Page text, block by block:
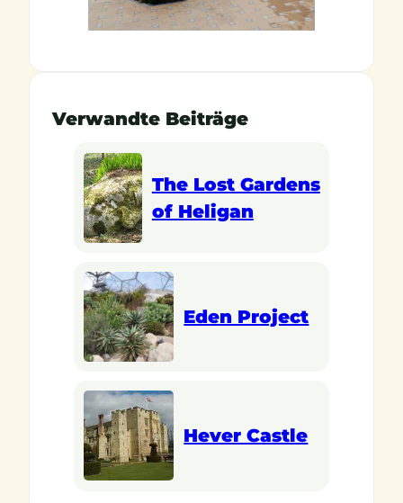
Verwandte Beiträge
The Lost Gardens
of Heligan
Eden Project
Hever Castle